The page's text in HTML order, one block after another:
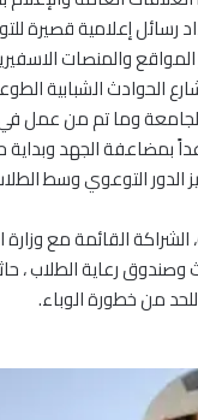
رسائل إعلامية قصيرة
والمنصات
الحوادث الشبابية
الجامعة وما تم من عمل
بمضاعفة الجهد
الدور التوعوي وسط
القائمة مع وزارة
وصندوق رعاية الطلاب ،
من خطورة الوباء.